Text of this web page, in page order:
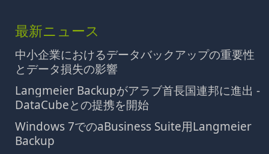
最新ニュース
中小企業におけるデータバックアップの重要性
とデータ損失の影響
Langmeier Backupがアラブ首長国連邦に進出 -
DataCubeとの提携を開始
Windows 7でのaBusiness Suite用Langmeier
Backup